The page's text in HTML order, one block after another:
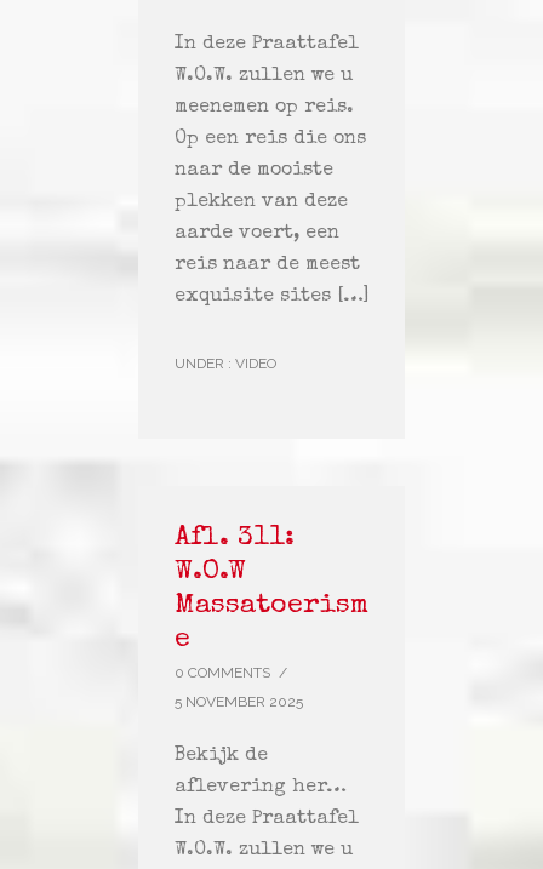
In deze Praattafel
W.O.W. zullen we u
meenemen op reis.
Op een reis die ons
naar de mooiste
plekken van deze
aarde voert, een
reis naar de meest
exquisite sites […]
UNDER : VIDEO
Afl. 311:
W.O.W
Massatoerism
e
0 COMMENTS /
5 NOVEMBER 2025
Bekijk de
aflevering her…
In deze Praattafel
W.O.W. zullen we u